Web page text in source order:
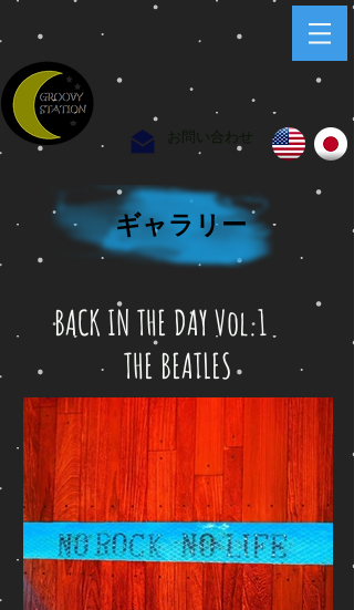
お問い合わせ
​ギャラリー
BACK IN THE DAY Vol.1
THE BEATLES